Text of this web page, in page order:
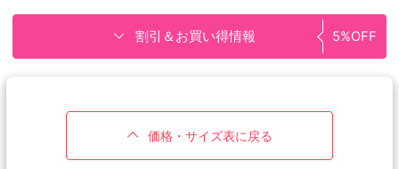
割引＆お買い得情報 5%OFF
価格・サイズ表に戻る